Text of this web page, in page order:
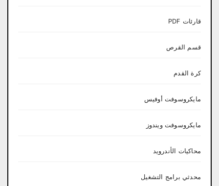
قارئات PDF
قسم القرص
كرة القدم
مايكروسوفت أوفيس
مايكروسوفت ويندوز
محاكيات الأندرويد
محدثي برامج التشغيل